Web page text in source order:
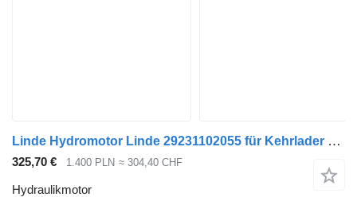
Linde Hydromotor Linde 29231102055 für Kehrlader oder Hydraulikmotor für Kehrmaschine
325,70 € 1.400 PLN ≈ 304,40 CHF
Hydraulikmotor